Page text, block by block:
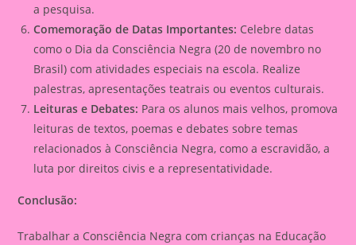
a pesquisa.
Comemoração de Datas Importantes: Celebre datas
como o Dia da Consciência Negra (20 de novembro no
Brasil) com atividades especiais na escola. Realize
palestras, apresentações teatrais ou eventos culturais.
Leituras e Debates: Para os alunos mais velhos, promova
leituras de textos, poemas e debates sobre temas
relacionados à Consciência Negra, como a escravidão, a
luta por direitos civis e a representatividade.
Conclusão:
Trabalhar a Consciência Negra com crianças na Educação